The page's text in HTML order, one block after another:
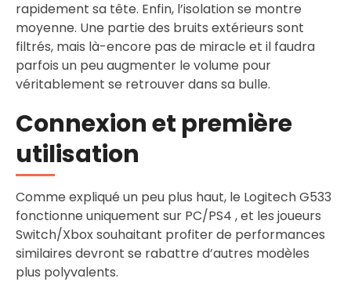
rapidement sa tête. Enfin, l’isolation se montre
moyenne. Une partie des bruits extérieurs sont
filtrés, mais là-encore pas de miracle et il faudra
parfois un peu augmenter le volume pour
véritablement se retrouver dans sa bulle.
Connexion et première
utilisation
Comme expliqué un peu plus haut, le Logitech G533
fonctionne uniquement sur PC/PS4 , et les joueurs
Switch/Xbox souhaitant profiter de performances
similaires devront se rabattre d’autres modèles
plus polyvalents.